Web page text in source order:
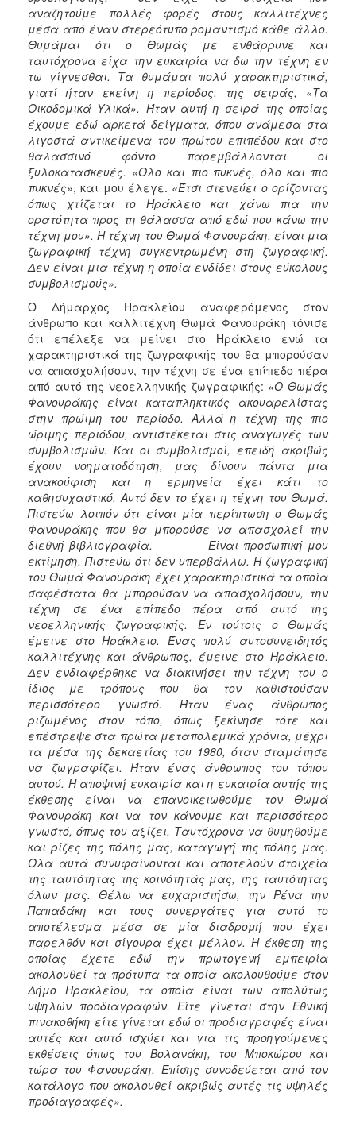
αναζητούμε πολλές φορές στους καλλιτέχνες
μέσα από έναν στερεότυπο ρομαντισμό κάθε άλλο.
Θυμάμαι ότι ο Θωμάς με ενθάρρυνε και
ταυτόχρονα είχα την ευκαιρία να δω την τέχνη εν
τω γίγνεσθαι. Τα θυμάμαι πολύ χαρακτηριστικά,
γιατί ήταν εκείνη η περίοδος, της σειράς, «Τα
Οικοδομικά Υλικά». Ήταν αυτή η σειρά της οποίας
έχουμε εδώ αρκετά δείγματα, όπου ανάμεσα στα
λιγοστά αντικείμενα του πρώτου επιπέδου και στο
θαλασσινό φόντο παρεμβάλλονται οι
ξυλοκατασκευές. «Όλο και πιο πυκνές, όλο και πιο
πυκνές», και μου έλεγε. «Έτσι στενεύει ο ορίζοντας
όπως χτίζεται το Ηράκλειο και χάνω πια την
ορατότητα προς τη θάλασσα από εδώ που κάνω την
τέχνη μου». Η τέχνη του Θωμά Φανουράκη, είναι μια
ζωγραφική τέχνη συγκεντρωμένη στη ζωγραφική.
Δεν είναι μια τέχνη η οποία ενδίδει στους εύκολους
συμβολισμούς».
Ο Δήμαρχος Ηρακλείου αναφερόμενος στον
άνθρωπο και καλλιτέχνη Θωμά Φανουράκη τόνισε
ότι επέλεξε να μείνει στο Ηράκλειο ενώ τα
χαρακτηριστικά της ζωγραφικής του θα μπορούσαν
να απασχολήσουν, την τέχνη σε ένα επίπεδο πέρα
από αυτό της νεοελληνικής ζωγραφικής: «ΟΘωμάς
Φανουράκης είναι καταπληκτικός ακουαρελίστας
στην πρώιμη του περίοδο. Αλλά η τέχνη της πιο
ώριμης περιόδου, αντιστέκεται στις αναγωγές των
συμβολισμών. Και οι συμβολισμοί, επειδή ακριβώς
έχουν νοηματοδότηση, μας δίνουν πάντα μια
ανακούφιση και η ερμηνεία έχει κάτι το
καθησυχαστικό. Αυτό δεν το έχει η τέχνη του Θωμά.
Πιστεύω λοιπόν ότι είναι μία περίπτωση ο Θωμάς
Φανουράκης που θα μπορούσε να απασχολεί την
διεθνή βιβλιογραφία. Είναι προσωπική μου
εκτίμηση. Πιστεύω ότι δεν υπερβάλλω. Η ζωγραφική
του Θωμά Φανουράκη έχει χαρακτηριστικά τα οποία
σαφέστατα θα μπορούσαν να απασχολήσουν, την
τέχνη σε ένα επίπεδο πέρα από αυτό της
νεοελληνικής ζωγραφικής. Εν τούτοις ο Θωμάς
έμεινε στο Ηράκλειο. Ένας πολύ αυτοσυνειδητός
καλλιτέχνης και άνθρωπος, έμεινε στο Ηράκλειο.
Δεν ενδιαφέρθηκε να διακινήσει την τέχνη του ο
ίδιος με τρόπους που θα τον καθιστούσαν
περισσότερο γνωστό. Ήταν ένας άνθρωπος
ριζωμένος στον τόπο, όπως ξεκίνησε τότε και
επέστρεψε στα πρώτα μεταπολεμικά χρόνια, μέχρι
τα μέσα της δεκαετίας του 1980, όταν σταμάτησε
να ζωγραφίζει. Ήταν ένας άνθρωπος του τόπου
αυτού. Η αποψινή ευκαιρία και η ευκαιρία αυτής της
έκθεσης είναι να επανοικειωθούμε τον Θωμά
Φανουράκη και να τον κάνουμε και περισσότερο
γνωστό, όπως του αξίζει. Ταυτόχρονα να θυμηθούμε
και ρίζες της πόλης μας, καταγωγή της πόλης μας.
Όλα αυτά συνυφαίνονται και αποτελούν στοιχεία
της ταυτότητας της κοινότητάς μας, της ταυτότητας
όλων μας. Θέλω να ευχαριστήσω, την Ρένα την
Παπαδάκη και τους συνεργάτες για αυτό το
αποτέλεσμα μέσα σε μία διαδρομή που έχει
παρελθόν και σίγουρα έχει μέλλον. Η έκθεση της
οποίας έχετε εδώ την πρωτογενή εμπειρία
ακολουθεί τα πρότυπα τα οποία ακολουθούμε στον
Δήμο Ηρακλείου, τα οποία είναι των απολύτως
υψηλών προδιαγραφών. Είτε γίνεται στην Εθνική
πινακοθήκη είτε γίνεται εδώ οι προδιαγραφές είναι
αυτές και αυτό ισχύει και για τις προηγούμενες
εκθέσεις όπως του Βολανάκη, του Μποκώρου και
τώρα του Φανουράκη. Επίσης συνοδεύεται από τον
κατάλογο που ακολουθεί ακριβώς αυτές τις υψηλές
προδιαγραφές».